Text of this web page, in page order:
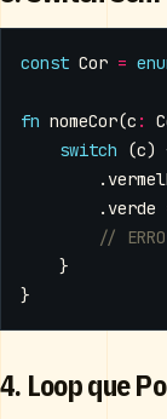
const Cor =
fn nomeCor(c :
switch
(c)
.
. verde
}
}
4. Loop que